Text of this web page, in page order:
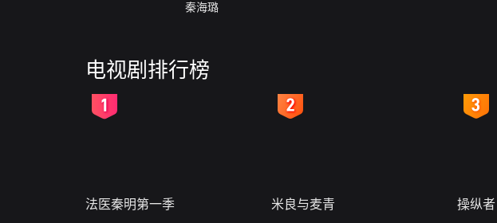
秦海璐
电视剧排行榜
法医秦明第一季 米良与麦青 操纵者